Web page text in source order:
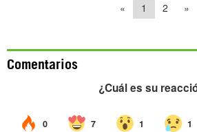
« 1 2 »
Comentarios